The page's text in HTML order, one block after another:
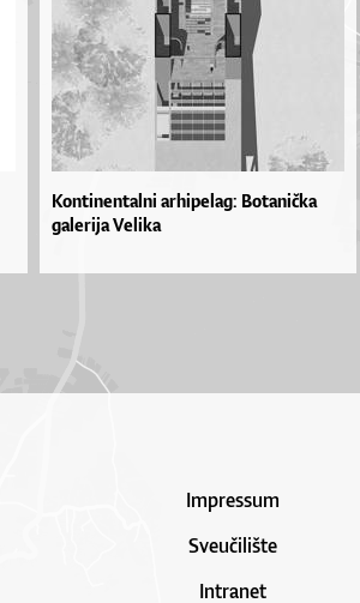
Kontinentalni arhipelag: Botanička
galerija Velika
Impressum
Sveučilište
Intranet